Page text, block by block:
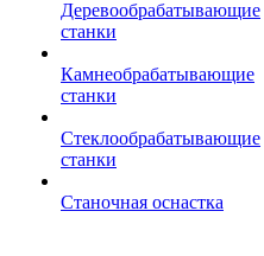
Деревообрабатывающие
станки
Камнеобрабатывающие
станки
Стеклообрабатывающие
станки
Станочная оснастка